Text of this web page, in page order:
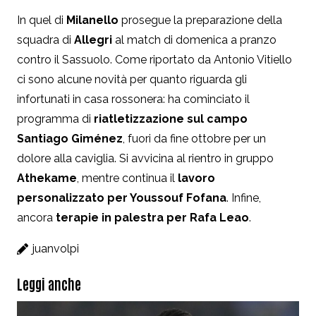
In quel di Milanello prosegue la preparazione della
squadra di Allegri al match di domenica a pranzo
contro il Sassuolo. Come riportato da Antonio Vitiello
ci sono alcune novità per quanto riguarda gli
infortunati in casa rossonera: ha cominciato il
programma di riatletizzazione sul campo
Santiago Giménez, fuori da fine ottobre per un
dolore alla caviglia. Si avvicina al rientro in gruppo
Athekame, mentre continua il lavoro
personalizzato per Youssouf Fofana. Infine,
ancora terapie in palestra per Rafa Leao.
juanvolpi
Leggi anche